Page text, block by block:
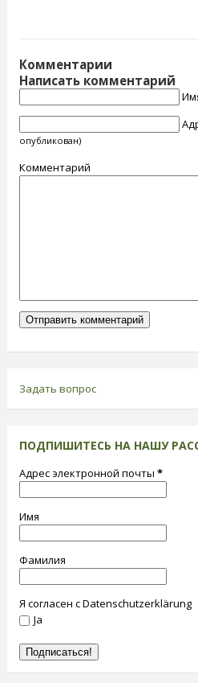
Комментарии
Написать комментарий
опубликован)
Комментарий
Задать вопрос
ПОДПИШИТЕСЬ НА НАШУ
Адрес электронной почты *
Имя
Фамилия
Я согласен с Datenschutzerklärung
Ja